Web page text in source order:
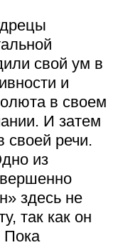
свой ум в
и
в своем
И затем
своей речи.
из
здесь не
так как он
Пока